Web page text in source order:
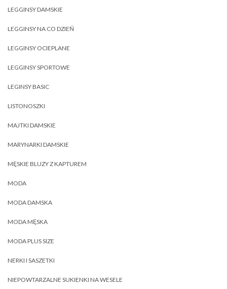
LEGGINSY DAMSKIE
LEGGINSY NA CO DZIEŃ
LEGGINSY OCIEPLANE
LEGGINSY SPORTOWE
LEGINSY BASIC
LISTONOSZKI
MAJTKI DAMSKIE
MARYNARKI DAMSKIE
MĘSKIE BLUZY Z KAPTUREM
MODA
MODA DAMSKA
MODA MĘSKA
MODA PLUS SIZE
NERKI I SASZETKI
NIEPOWTARZALNE SUKIENKI NA WESELE